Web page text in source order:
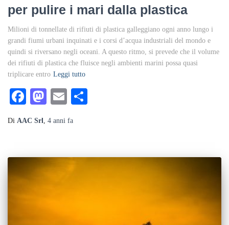
per pulire i mari dalla plastica
Milioni di tonnellate di rifiuti di plastica galleggiano ogni anno lungo i
grandi fiumi urbani inquinati e i corsi d’acqua industriali del mondo e
quindi si riversano negli oceani. A questo ritmo, si prevede che il volume
dei rifiuti di plastica che fluisce negli ambienti marini possa quasi
triplicare entro Leggi tutto
Facebook
Mastodon
Email
Di AAC Srl 4 anni fa